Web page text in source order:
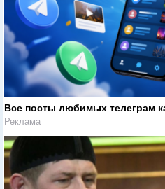
Все посты любимых телеграм
Реклама